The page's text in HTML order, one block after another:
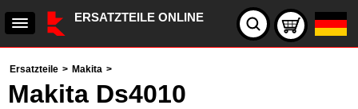
ERSATZTEILE ONLINE
Ersatzteile > Makita >
Makita Ds4010